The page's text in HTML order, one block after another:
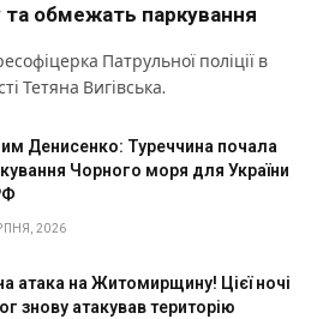
та обмежать паркування
Патрульної поліції в
Тетяна Вигівська.
Денисенко: Туреччина почала
Чорного моря для України
2026
атака на Житомирщину! Цієї ночі
знову атакував територію